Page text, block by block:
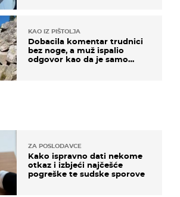
KAO IZ PIŠTOLJA
Dobacila komentar trudnici
bez noge, a muž ispalio
odgovor kao da je samo
ZA POSLODAVCE
Kako ispravno dati nekome
otkaz i izbjeći najčešće
pogreške te sudske sporove